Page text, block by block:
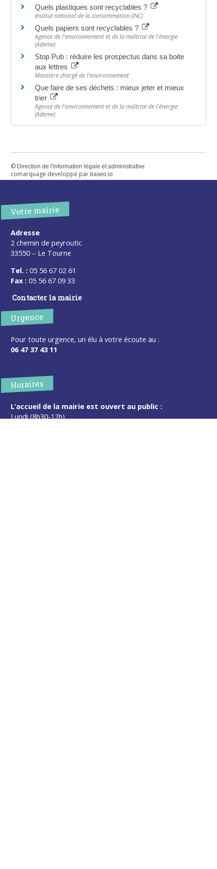
Quels plastiques sont recyclables ?
Institut national de la consommation (INC)
Quels papiers sont recyclables ?
Agence de l'environnement et de la maîtrise de l'énergie
(Ademe)
Stop Pub : réduire les prospectus dans sa boite
aux lettres
Ministère chargé de l'environnement
Que faire de ses déchets : mieux jeter et mieux
trier
Agence de l'environnement et de la maîtrise de l'énergie
(Ademe)
© Direction de l'information légale et administrative
comarquage developpé parbaseo.io
Votre mairie
Adresse
2 chemin de peyroutic
33550 – Le Tourne
Tel. : 05 56 67 02 61
Fax : 05 56 67 09 33
Contacter la mairie
Urgence
Pour toute urgence, un élu à votre écoute au :
06 47 37 43 11
Horaires
L’accueil de la mairie est ouvert au public :
Lundi (8h30-12h)